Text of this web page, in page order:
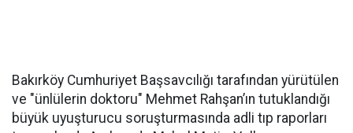
Bakırköy Cumhuriyet Başsavcılığı tarafından yürütülen
ve "ünlülerin doktoru" Mehmet Rahşan’ın tutuklandığı
büyük uyuşturucu soruşturmasında adli tıp raporları